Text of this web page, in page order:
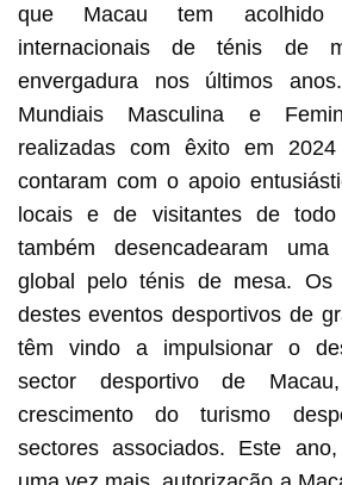
que Macau tem acolhido
internacionais de ténis de
envergadura nos últimos
Mundiais Masculina e
realizadas com êxito em
contaram com o apoio
locais e de visitantes de
também desencadearam
global pelo ténis de mesa. Os
destes eventos desportivos de
têm vindo a impulsionar o
sector desportivo de
crescimento do turismo
sectores associados. Este